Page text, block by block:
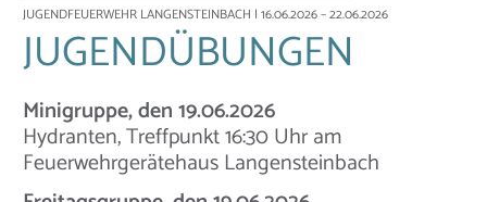
JUGENDFEUERWEHR LANGENSTEINBACH | 16.06.2026 – 22.06.2026
JUGENDÜBUNGEN
Minigruppe, den 19.06.2026
Hydranten, Treffpunkt 16:30 Uhr am
Feuerwehrgerätehaus Langensteinbach